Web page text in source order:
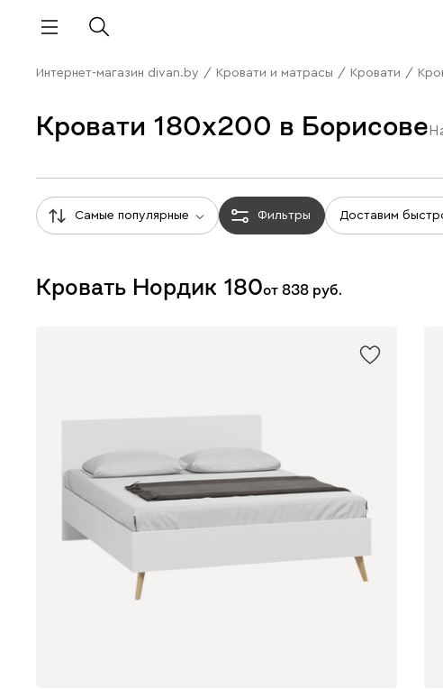
Интернет-магазин divan.by / Кровати и матрасы / Кровати /
Кровати 180x200 в Борисове
Самые популярные Фильтры Доставим
Кровать Нордик 180от 838